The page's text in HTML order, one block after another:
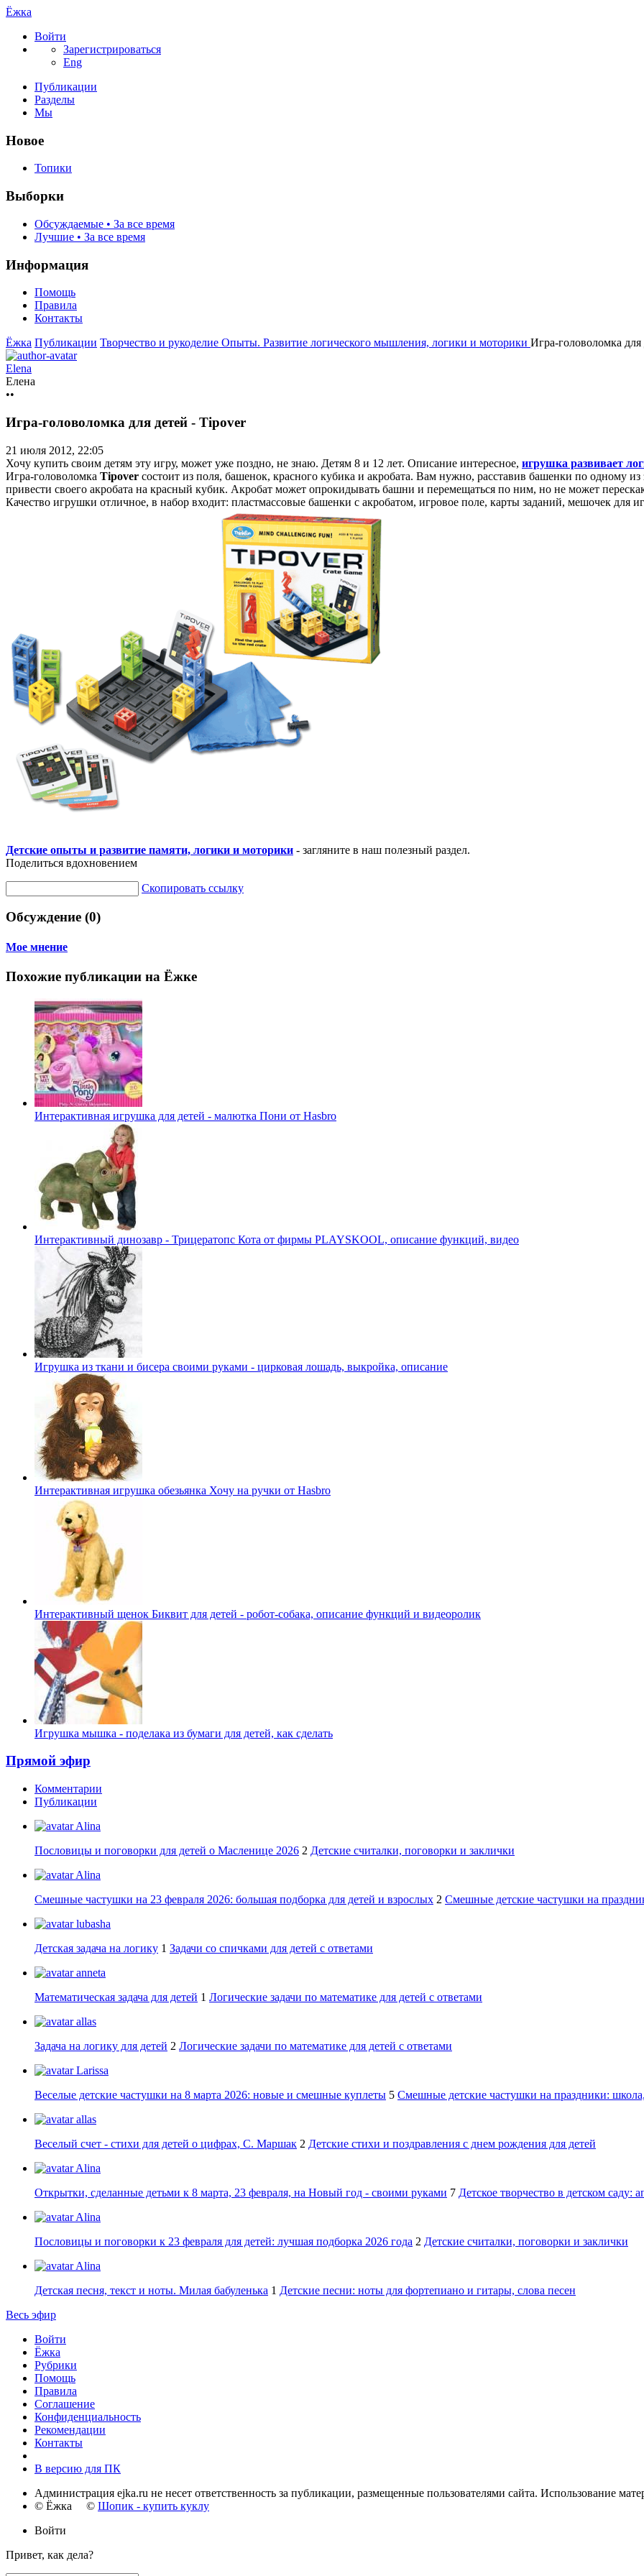
Ёжка
Войти
Зарегистрироваться
Eng
Публикации
Разделы
Мы
Новое
Топики
Выборки
Обсуждаемые • За все время
Лучшие • За все время
Информация
Помощь
Правила
Контакты
Ёжка Публикации Творчество и рукоделие Опыты. Развитие логического мышления, логики и моторики Игра-головоломка
Elena
Елена
••
Игра-головоломка для детей - Tipover
21 июля 2012, 22:05
Хочу купить своим детям эту игру, может уже поздно, не знаю. Детям 8 и 12 лет. Описание интересное, игрушка развивает
Игра-головоломка Tipover состоит из поля, башенок, красного кубика и акробата. Вам нужно, расставив башенки по одному
привести своего акробата на красный кубик. Акробат может опрокидывать башни и перемещаться по ним, но не может
Качество игрушки отличное, в набор входит: пластмассовые башенки с акробатом, игровое поле, карты заданий, мешочек для
Детские опыты и развитие памяти, логики и моторики - загляните в наш полезный раздел.
Поделиться вдохновением
Скопировать ссылку
Обсуждение (0)
Мое мнение
Похожие публикации на Ёжке
Интерактивная игрушка для детей - малютка Пони от Hasbro
Интерактивный динозавр - Трицератопс Кота от фирмы PLAYSKOOL, описание функций, видео
Игрушка из ткани и бисера своими руками - цирковая лошадь, выкройка, описание
Интерактивная игрушка обезьянка Хочу на ручки от Hasbro
Интерактивный щенок Биквит для детей - робот-собака, описание функций и видеоролик
Игрушка мышка - поделака из бумаги для детей, как сделать
Прямой эфир
Комментарии
Публикации
Alina
Пословицы и поговорки для детей о Масленице 2026 2 Детские считалки, поговорки и заклички
Alina
Смешные частушки на 23 февраля 2026: большая подборка для детей и взрослых 2 Смешные детские частушки на
lubasha
Детская задача на логику 1 Задачи со спичками для детей с ответами
anneta
Математическая задача для детей 1 Логические задачи по математике для детей с ответами
allas
Задача на логику для детей 2 Логические задачи по математике для детей с ответами
Larissa
Веселые детские частушки на 8 марта 2026: новые и смешные куплеты 5 Смешные детские частушки на праздники:
allas
Веселый счет - стихи для детей о цифрах, С. Маршак 2 Детские стихи и поздравления с днем рождения для детей
Alina
Открытки, сделанные детьми к 8 марта, 23 февраля, на Новый год - своими руками 7 Детское творчество в детском саду:
Alina
Пословицы и поговорки к 23 февраля для детей: лучшая подборка 2026 года 2 Детские считалки, поговорки и заклички
Alina
Детская песня, текст и ноты. Милая бабуленька 1 Детские песни: ноты для фортепиано и гитары, слова песен
Весь эфир
Войти
Ёжка
Рубрики
Помощь
Правила
Соглашение
Конфиденциальность
Рекомендации
Контакты
В версию для ПК
Администрация ejka.ru не несет ответственность за публикации, размещенные пользователями сайта. Использование
© Ёжка © Шопик - купить куклу
Войти
Привет, как дела?